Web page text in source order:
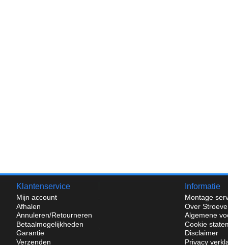
Klantenservice
Mijn account
Afhalen
Annuleren/Retourneren
Betaalmogelijkheden
Garantie
Verzenden
Informatie
Montage
Over
Algemene
Cookie
Disclaimer
Privacy